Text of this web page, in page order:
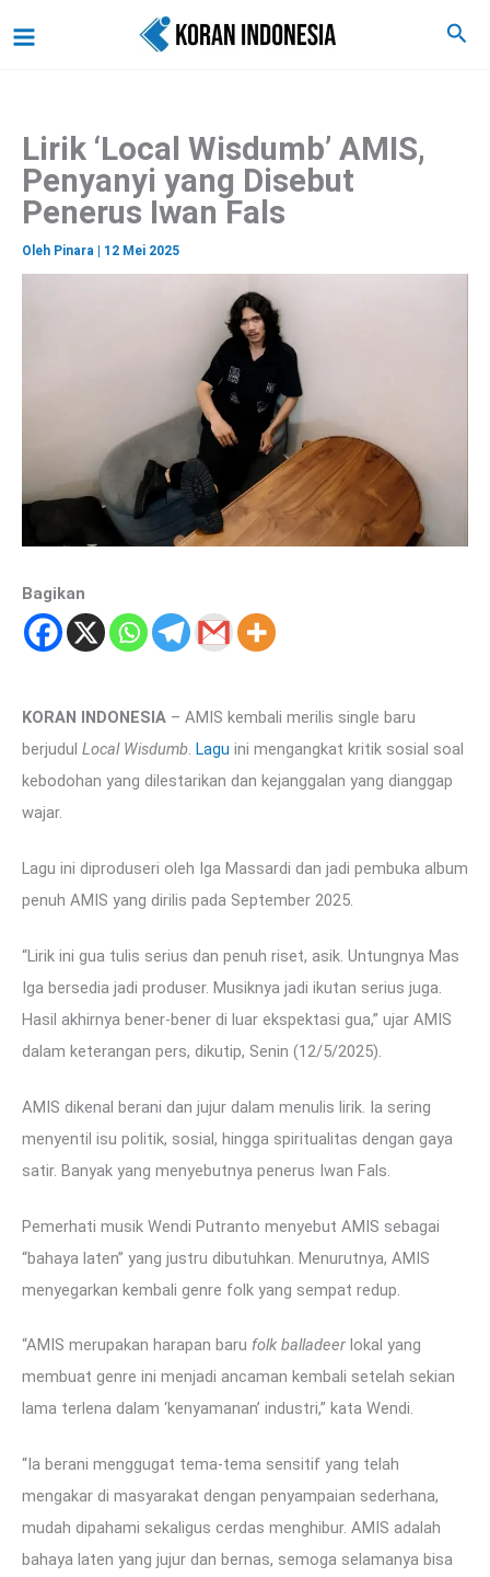
ke
Cari
Lirik ‘Local Wisdumb’ AMIS,
Penyanyi yang Disebut
Penerus Iwan Fals
Oleh Pinara 12 Mei 2025
Bagikan
KORAN INDONESIA – AMIS kembali merilis single baru
berjudul Local Wisdumb. Lagu ini mengangkat kritik sosial soal
kebodohan yang dilestarikan dan kejanggalan yang dianggap
wajar.
Lagu ini diproduseri oleh Iga Massardi dan jadi pembuka album
penuh AMIS yang dirilis pada September 2025.
“Lirik ini gua tulis serius dan penuh riset, asik. Untungnya Mas
Iga bersedia jadi produser. Musiknya jadi ikutan serius juga.
Hasil akhirnya bener-bener di luar ekspektasi gua,” ujar AMIS
dalam keterangan pers, dikutip, Senin (12/5/2025).
AMIS dikenal berani dan jujur dalam menulis lirik. Ia sering
menyentil isu politik, sosial, hingga spiritualitas dengan gaya
satir. Banyak yang menyebutnya penerus Iwan Fals.
Pemerhati musik Wendi Putranto menyebut AMIS sebagai
“bahaya laten” yang justru dibutuhkan. Menurutnya, AMIS
menyegarkan kembali genre folk yang sempat redup.
“AMIS merupakan harapan baru folk balladeer lokal yang
membuat genre ini menjadi ancaman kembali setelah sekian
lama terlena dalam ‘kenyamanan’ industri,” kata Wendi.
“Ia berani menggugat tema-tema sensitif yang telah
mengakar di masyarakat dengan penyampaian sederhana,
mudah dipahami sekaligus cerdas menghibur. AMIS adalah
bahaya laten yang jujur dan bernas, semoga selamanya bisa
a